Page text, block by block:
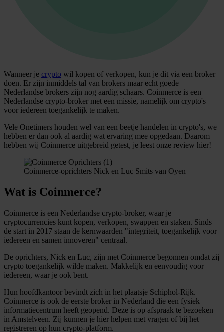
Wanneer je crypto wil kopen of verkopen, kun je dit via een broker
doen. Er zijn inmiddels tal van brokers maar echt goede
Nederlandse brokers zijn nog aardig schaars. Coinmerce is een
Nederlandse crypto-broker met een missie, namelijk om crypto's
voor iedereen toegankelijk te maken.
Vele Onetimers houden wel van een beetje handelen in crypto's, we
hebben er dan ook al aardig wat ervaring mee opgedaan. Daarom
hebben wij Coinmerce uitgebreid getest, je leest onze review hier!
Coinmerce-oprichters Nick en Luc Smits van Oyen
Wat is Coinmerce?
Coinmerce is een Nederlandse crypto-broker, waar je
cryptocurrencies kunt kopen, verkopen, swappen en staken. Sinds
de start in 2017 staan de kernwaarden "integriteit, toegankelijk voor
iedereen en samen innoveren" centraal.
De oprichters, Nick en Luc, zijn met Coinmerce begonnen omdat zij
crypto toegankelijk wilde maken. Makkelijk en eenvoudig voor
iedereen, waar je ook bent.
Hun hoofdkantoor bevindt zich in het plaatsje Schiphol-Rijk.
Coinmerce is ook de eerste broker in Nederland die een fysiek
informatiecentrum heeft geopend. Deze is op afspraak te bezoeken
in Amstelveen. Zij kunnen je hier helpen met vragen of bij het
registreren op hun crypto-platform.